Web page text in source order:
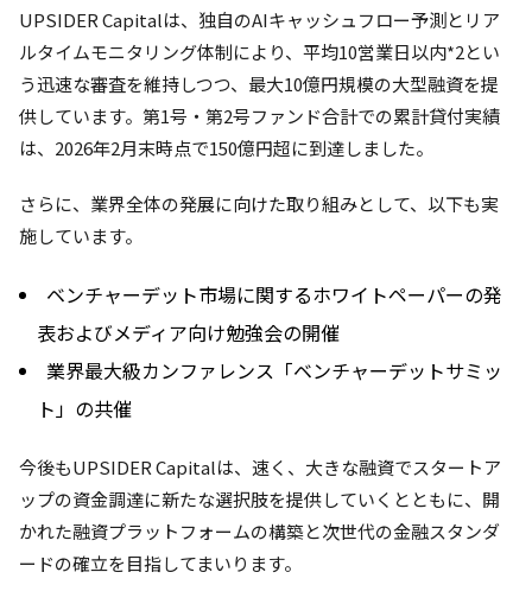
UPSIDER Capitalは、独自のAIキャッシュフロー予測とリア
ルタイムモニタリング体制により、平均10営業日以内*2とい
う迅速な審査を維持しつつ、最大10億円規模の大型融資を提
供しています。第1号・第2号ファンド合計での累計貸付実績
は、2026年2月末時点で150億円超に到達しました。
さらに、業界全体の発展に向けた取り組みとして、以下も実
施しています。
ベンチャーデット市場に関するホワイトペーパーの発
表およびメディア向け勉強会の開催
業界最大級カンファレンス「ベンチャーデットサミッ
ト」の共催
今後もUPSIDER Capitalは、速く、大きな融資でスタートア
ップの資金調達に新たな選択肢を提供していくとともに、開
かれた融資プラットフォームの構築と次世代の金融スタンダ
ードの確立を目指してまいります。